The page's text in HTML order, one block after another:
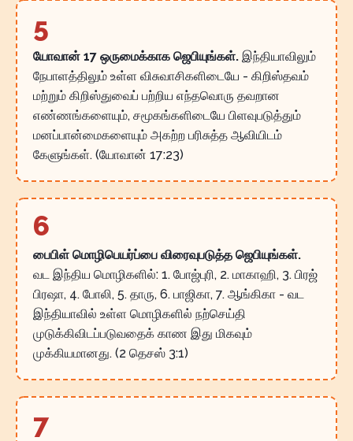
5
யோவான் 17 ஒருமைக்காக ஜெபியுங்கள். இந்தியாவிலும்
நேபாளத்திலும் உள்ள விசுவாசிகளிடையே - கிறிஸ்தவம்
மற்றும் கிறிஸ்துவைப் பற்றிய எந்தவொரு தவறான
எண்ணங்களையும், சமூகங்களிடையே பிளவுபடுத்தும்
மனப்பான்மைகளையும் அகற்ற பரிசுத்த ஆவியிடம்
கேளுங்கள். (யோவான் 17:23)
6
பைபிள் மொழிபெயர்ப்பை விரைவுபடுத்த ஜெபியுங்கள்.
வட இந்திய மொழிகளில்: 1. போஜ்புரி, 2. மாகாஹி, 3. பிரஜ்
பிரஷா, 4. போலி, 5. தாரு, 6. பாஜிகா, 7. ஆங்கிகா - வட
இந்தியாவில் உள்ள மொழிகளில் நற்செய்தி
முடுக்கிவிடப்படுவதைக் காண இது மிகவும்
முக்கியமானது. (2 தெசஸ் 3:1)
7